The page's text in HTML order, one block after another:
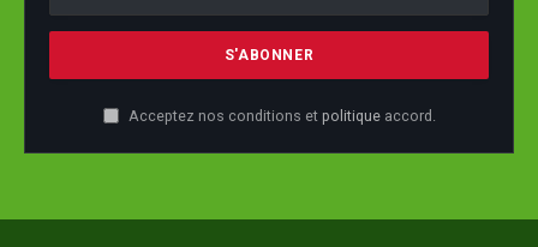
Acceptez nos conditions et politiqueaccord.